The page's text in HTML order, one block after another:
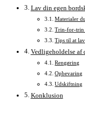
Lav din egen
Materialer
Trin-for-trin
Tips til at
Vedligeholdelse af
Rengøring
Opbevaring
Udskiftning
Konklusion